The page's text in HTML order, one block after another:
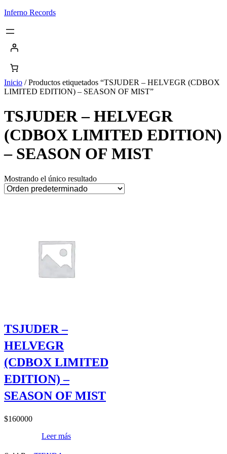
Saltar
contenido
Inferno Records
Inicio / Productos etiquetados “TSJUDER – HELVEGR (CDBOX
LIMITED EDITION) – SEASON OF MIST”
TSJUDER – HELVEGR
(CDBOX LIMITED EDITION)
– SEASON OF MIST
Mostrando el único resultado
TSJUDER –
HELVEGR
(CDBOX LIMITED
EDITION) –
SEASON OF MIST
$160000
Leer más